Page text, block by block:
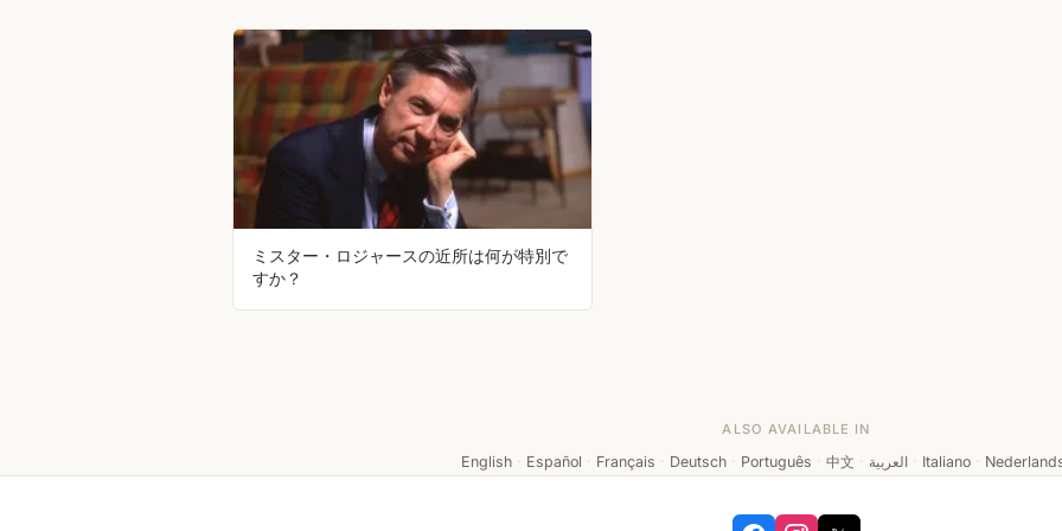
ミスター・ロジャースの近所は何が特別で
すか？
ALSO AVAILABLE IN
English · Español · Français · Deutsch · Português · 中文 · العربية · Italiano ·